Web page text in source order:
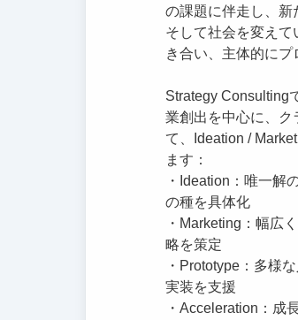
の課題に伴走し、新
そして社会を変え
き合い、主体的にプ
Strategy Consulting
業創出を中心に、ク
て、Ideation /
ます：
・Ideation：唯一解
の種を具体化
・Marketing：幅広
略を策定
・Prototype：多様
実装を支援
・Acceleration：成